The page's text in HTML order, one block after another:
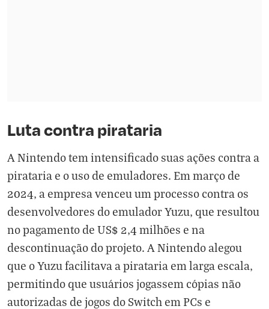
Luta contra pirataria
A Nintendo tem intensificado suas ações contra a
pirataria e o uso de emuladores. Em março de
2024, a empresa venceu um processo contra os
desenvolvedores do emulador Yuzu, que resultou
no pagamento de US$ 2,4 milhões e na
descontinuação do projeto. A Nintendo alegou
que o Yuzu facilitava a pirataria em larga escala,
permitindo que usuários jogassem cópias não
autorizadas de jogos do Switch em PCs e